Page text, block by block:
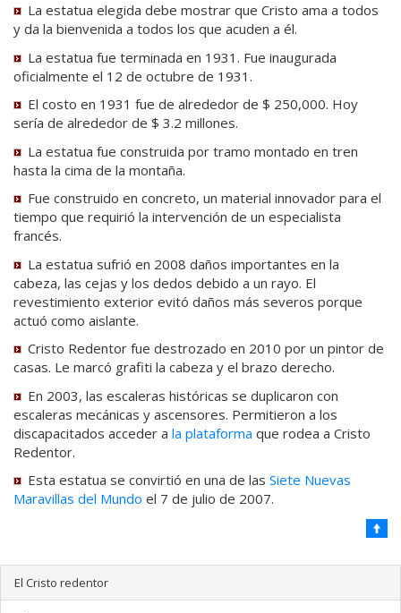
La estatua elegida debe mostrar que Cristo ama a todos
y da la bienvenida a todos los que acuden a él.
La estatua fue terminada en 1931. Fue inaugurada
oficialmente el 12 de octubre de 1931.
El costo en 1931 fue de alrededor de $ 250,000. Hoy
sería de alrededor de $ 3.2 millones.
La estatua fue construida por tramo montado en tren
hasta la cima de la montaña.
Fue construido en concreto, un material innovador para el
tiempo que requirió la intervención de un especialista
francés.
La estatua sufrió en 2008 daños importantes en la
cabeza, las cejas y los dedos debido a un rayo. El
revestimiento exterior evitó daños más severos porque
actuó como aislante.
Cristo Redentor fue destrozado en 2010 por un pintor de
casas. Le marcó grafiti la cabeza y el brazo derecho.
En 2003, las escaleras históricas se duplicaron con
escaleras mecánicas y ascensores. Permitieron a los
discapacitados acceder a la plataforma que rodea a Cristo
Redentor.
Esta estatua se convirtió en una de las Siete Nuevas
Maravillas del Mundo el 7 de julio de 2007.
El Cristo redentor